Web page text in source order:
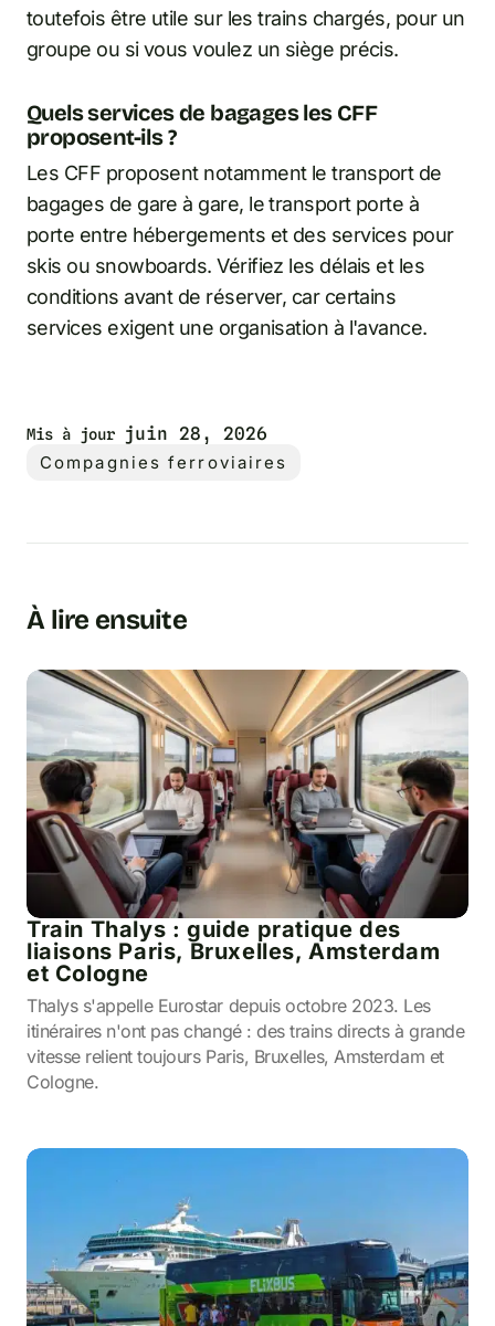
toutefois être utile sur les trains chargés, pour un
groupe ou si vous voulez un siège précis.
Quels services de bagages les CFF
proposent-ils ?
Les CFF proposent notamment le transport de
bagages de gare à gare, le transport porte à
porte entre hébergements et des services pour
skis ou snowboards. Vérifiez les délais et les
conditions avant de réserver, car certains
services exigent une organisation à l'avance.
Mis à jour
juin 28, 2026
Compagnies ferroviaires
À lire ensuite
Train Thalys : guide pratique des
liaisons Paris, Bruxelles, Amsterdam
et Cologne
Thalys s'appelle Eurostar depuis octobre 2023. Les
itinéraires n'ont pas changé : des trains directs à grande
vitesse relient toujours Paris, Bruxelles, Amsterdam et
Cologne.